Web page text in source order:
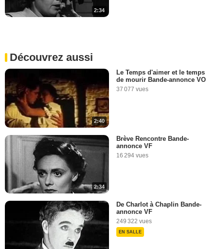
2:34
Découvrez aussi
2:40
Le Temps d'aimer et le temps
de mourir Bande-annonce VO
37 077 vues
2:34
Brève Rencontre Bande-
annonce VF
16 294 vues
De Charlot à Chaplin Bande-
annonce VF
249 322 vues
EN SALLE